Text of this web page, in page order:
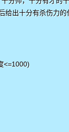
给出十分有杀伤力
<=1000)